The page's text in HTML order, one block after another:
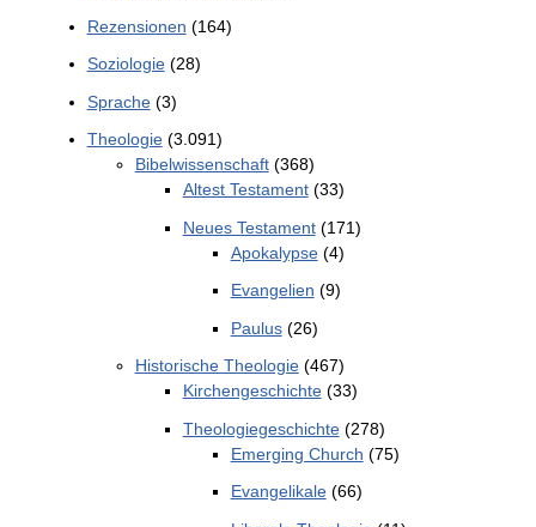
Rezensionen (164)
Soziologie(28)
Sprache(3)
Theologie(3.091)
Bibelwissenschaft(368)
Altest Testament(33)
Neues Testament(171)
Apokalypse(4)
Evangelien (9)
Paulus(26)
Historische Theologie(467)
Kirchengeschichte(33)
Theologiegeschichte(278)
Emerging Church (75)
Evangelikale(66)